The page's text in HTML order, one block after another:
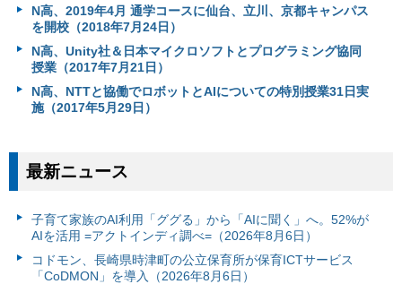
N高、2019年4月 通学コースに仙台、立川、京都キャンパス
を開校（2018年7月24日）
N高、Unity社＆日本マイクロソフトとプログラミング協同
授業（2017年7月21日）
N高、NTTと協働でロボットとAIについての特別授業31日実
施（2017年5月29日）
最新ニュース
子育て家族のAI利用「ググる」から「AIに聞く」へ。52%が
AIを活用 =アクトインディ調べ=（2026年8月6日）
コドモン、長崎県時津町の公立保育所が保育ICTサービス
「CoDMON」を導入（2026年8月6日）